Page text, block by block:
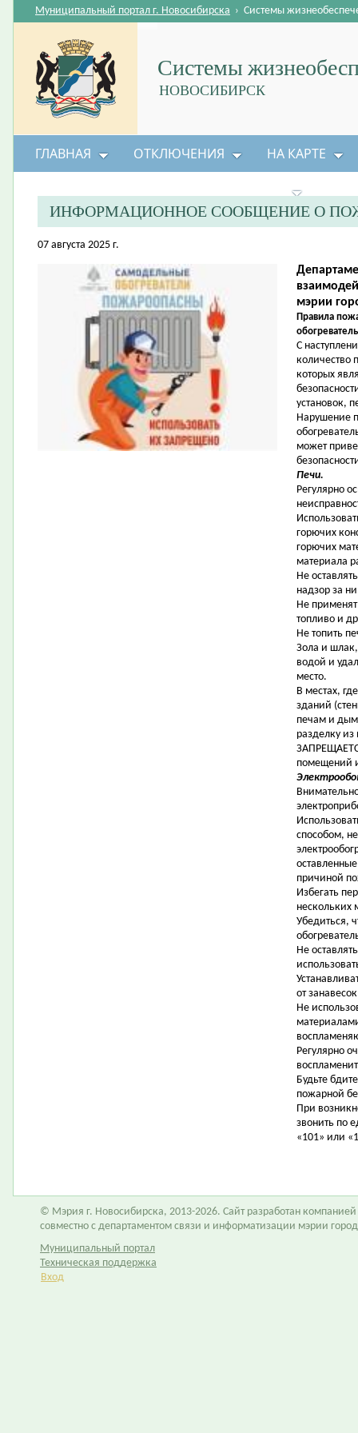
Системы
НОВОСИБИРСК
Муниципальный портал г. Новосибирска › Системы
ГЛАВНАЯ ОТКЛЮЧЕНИЯ НА КАРТЕ
ИНФОРМАЦИОННОЕ СООБЩЕНИЕ О
07 августа 2025 г.
мэрии
Правила
С
количество
которых
установок,
Нарушение
может
Печи.
Регулярно
горючих
горючих
материала
Не
надзор за
Не
топливо и
Не топить
Зола и
водой и
место.
В местах,
зданий
печам и
разделку
помещений
способом,
причиной
Избегать
нескольких
Убедиться,
Не
от
Не
Регулярно
Будьте
пожарной
При
звонить по
«101» или
© Мэрия г. Новосибирска, 2013-2026. Сайт разработан компанией
совместно с департаментом связи и информатизации мэрии
Муниципальный портал
Техническая поддержка
Вход